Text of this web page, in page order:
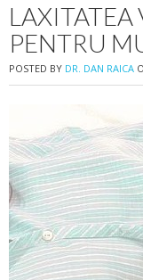
PENTRU
POSTED BY DR. DAN RAICA